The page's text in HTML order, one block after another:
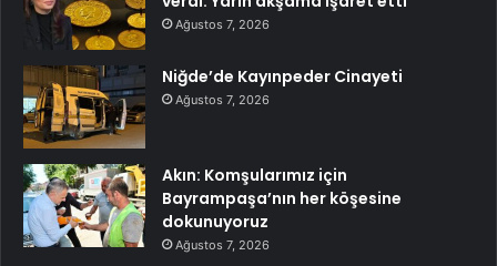
Ağustos 7, 2026
Niğde’de Kayınpeder Cinayeti
Ağustos 7, 2026
Akın: Komşularımız için
Bayrampaşa’nın her köşesine
dokunuyoruz
Ağustos 7, 2026